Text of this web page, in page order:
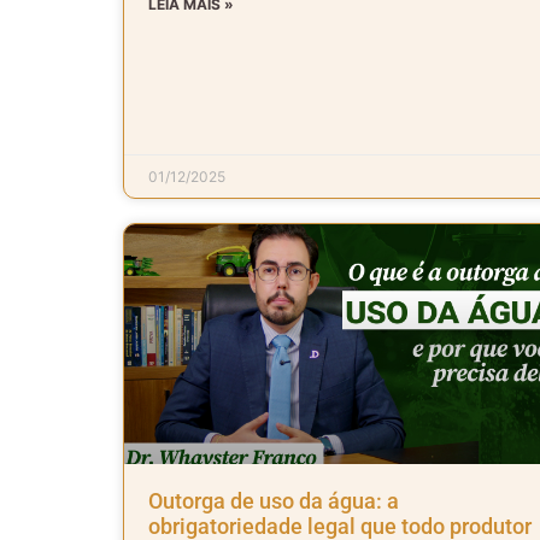
LEIA MAIS »
01/12/2025
Outorga de uso da água: a
obrigatoriedade legal que todo produtor